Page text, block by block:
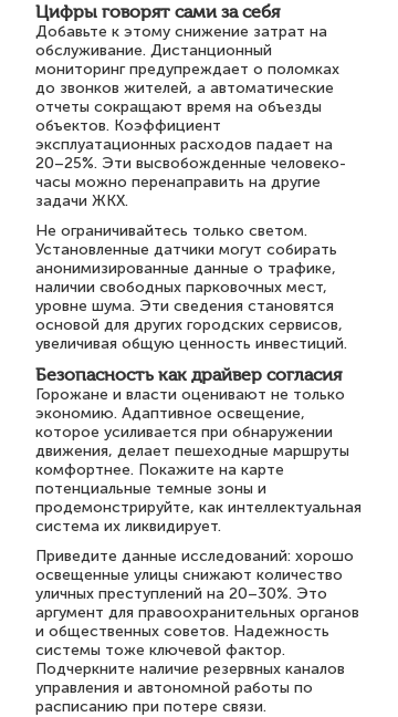
Цифры говорят сами за себя
Добавьте к этому снижение затрат на
обслуживание. Дистанционный
мониторинг предупреждает о поломках
до звонков жителей, а автоматические
отчеты сокращают время на объезды
объектов. Коэффициент
эксплуатационных расходов падает на
20–25%. Эти высвобожденные человеко-
часы можно перенаправить на другие
задачи ЖКХ.
Не ограничивайтесь только светом.
Установленные датчики могут собирать
анонимизированные данные о трафике,
наличии свободных парковочных мест,
уровне шума. Эти сведения становятся
основой для других городских сервисов,
увеличивая общую ценность инвестиций.
Безопасность как драйвер согласия
Горожане и власти оценивают не только
экономию. Адаптивное освещение,
которое усиливается при обнаружении
движения, делает пешеходные маршруты
комфортнее. Покажите на карте
потенциальные темные зоны и
продемонстрируйте, как интеллектуальная
система их ликвидирует.
Приведите данные исследований: хорошо
освещенные улицы снижают количество
уличных преступлений на 20–30%. Это
аргумент для правоохранительных органов
и общественных советов. Надежность
системы тоже ключевой фактор.
Подчеркните наличие резервных каналов
управления и автономной работы по
расписанию при потере связи.